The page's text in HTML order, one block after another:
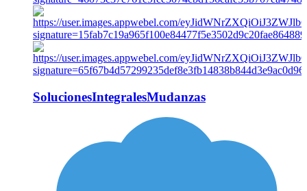
SolucionesIntegralesMudanzas